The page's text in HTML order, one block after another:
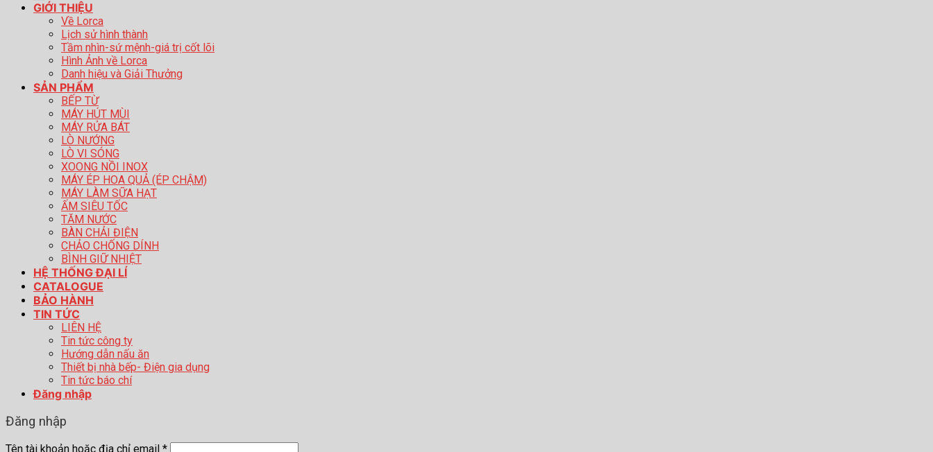
GIỚI THIỆU
Về Lorca
Lịch sử hình thành
Tầm nhìn-sứ mệnh-giá trị cốt lõi
Hình Ảnh về Lorca
Danh hiệu và Giải Thưởng
SẢN PHẨM
BẾP TỪ
MÁY HÚT MÙI
MÁY RỬA BÁT
LÒ NƯỚNG
LÒ VI SÓNG
XOONG NỒI INOX
MÁY ÉP HOA QUẢ (ÉP CHẬM)
MÁY LÀM SỮA HẠT
ẤM SIÊU TỐC
TĂM NƯỚC
BÀN CHẢI ĐIỆN
CHẢO CHỐNG DÍNH
BÌNH GIỮ NHIỆT
HỆ THỐNG ĐẠI LÍ
CATALOGUE
BẢO HÀNH
TIN TỨC
LIÊN HỆ
Tin tức công ty
Hướng dẫn nấu ăn
Thiết bị nhà bếp- Điện gia dụng
Tin tức báo chí
Đăng nhập
Đăng nhập
Tên tài khoản hoặc địa chỉ email *